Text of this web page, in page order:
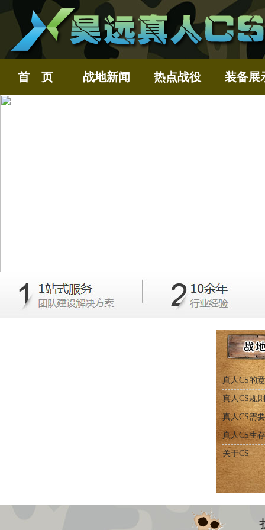
首 页 战地新闻 热点战役 装备展
真人CS的
真人CS规则
真人CS需
真人CS生
关于CS